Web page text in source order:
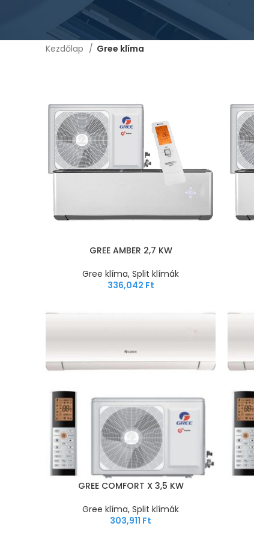
Kezdőlap Gree klíma
GREE AMBER 2,7 KW
Gree klíma, Split klímák
336,042 Ft
GREE COMFORT X 3,5 KW
Gree klíma, Split klímák
303,911 Ft